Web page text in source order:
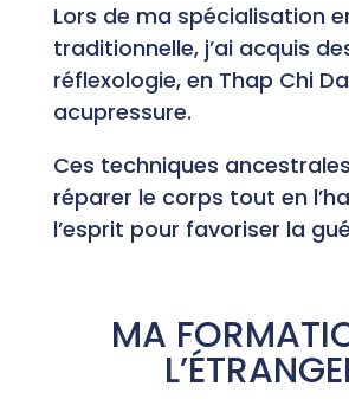
Lors de ma spécialisation
traditionnelle, j’ai acquis
réflexologie, en Thap Chi
acupressure.
Ces techniques
réparer le corps tout en
l’esprit pour favoriser la
MA